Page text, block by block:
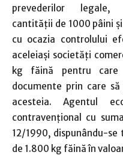
prevederilor legale,
cantităţii de 1000 pâini
cu ocazia controlului
aceleiaşi societăţi
kg făină pentru
documente prin care
acesteia. Agentul
contravenţional cu
12/1990, dispunându-
de 1.800 kg făină în